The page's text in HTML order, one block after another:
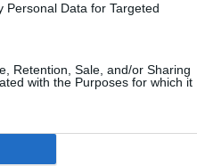
Personal Data for Targeted
Retention, Sale, and/or Sharing
with the Purposes for which it